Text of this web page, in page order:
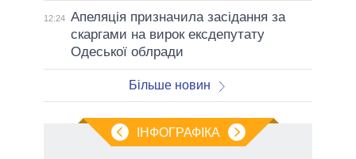
12:24 Апеляція призначила засідання за
скаргами на вирок ексдепутату
Одеської облради
Більше новин
ІНФОГРАФІКА